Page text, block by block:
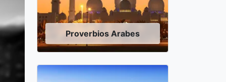
Proverbios Arabes